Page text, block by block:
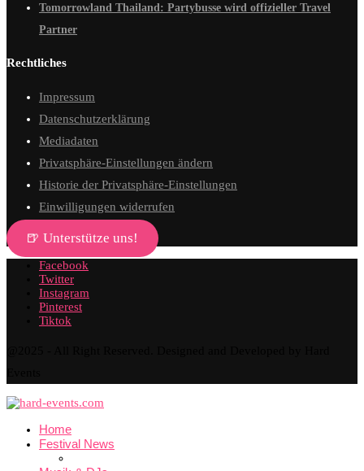
Tomorrowland Thailand: Partybusse wird offizieller Travel
Partner
Rechtliches
Impressum
Datenschutzerklärung
Mediadaten
Privatsphäre-Einstellungen ändern
Historie der Privatsphäre-Einstellungen
Einwilligungen widerrufen
🍺 Unterstütze uns!
Facebook
Twitter
Instagram
Pinterest
Tiktok
Home
Festival News